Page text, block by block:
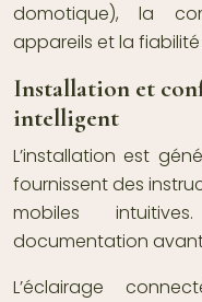
domotique), la
appareils et la
Installation et
intelligent
L’installation est
fournissent des
mobiles
documentation avant
L’éclairage